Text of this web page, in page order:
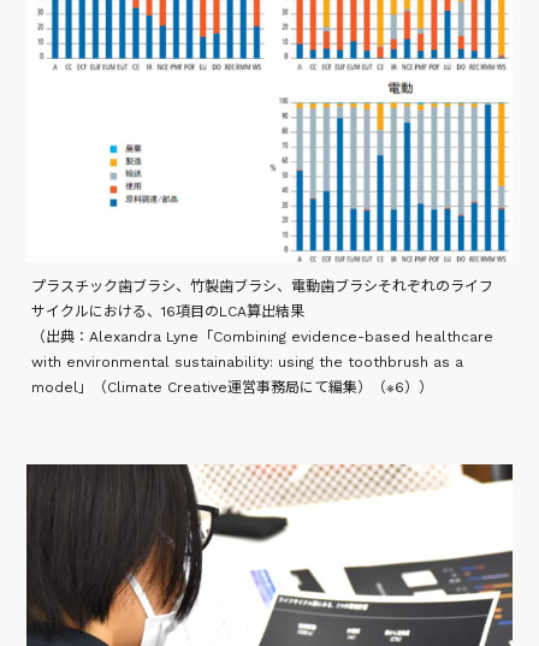
プラスチック歯ブラシ、竹製歯ブラシ、電動歯ブラシそれぞれのライフ
サイクルにおける、16項目のLCA算出結果
（出典：Alexandra Lyne「Combining evidence-based healthcare
with environmental sustainability: using the toothbrush as a
model」（Climate Creative運営事務局にて編集）（※6））